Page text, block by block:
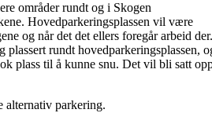
områder rundt og i Skogen
Hovedparkeringsplassen vil være
og når det det ellers foregår arbeid der.
rundt hovedparkeringsplassen,
plass til å kunne snu. Det vil bli satt
alternativ parkering.